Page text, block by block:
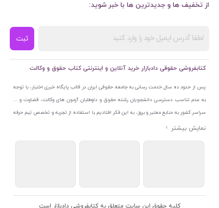
از تخفیف ها و جدیدترین ها با خبر شوید:
ثبت
کتابفروشی حقوقی دادبازار خرید آنلاین و اینترنتی کتاب حقوق و وکالت
پس از حدود ده سال خدمت رسانی به جامعه حقوقی ایران در قالب پایگاه خبری اختبار، با توجه
به عدم تناسب دسترسی دانشجویان رشته حقوق و داوطلبان آزمون های وکالت، قضاوت و ...
سراسر کشور به منابع معتبر و بروز، به این فکر افتادیم با استفاده از تجربه و تخصص تیم حرفه
ای اختبار خدمتی جدید به جامعه حقوقی ایران ارائه کنیم. به این منظور با راه اندازی و تجهیز
اتحادیه ناشران و کتابفروشان تهران به منظور ارائه مطمئن ترین خدمات مجموعه بسیار کامل و
معتبری از کتاب های حقوقی را به علاقمندان عرضه کرده ایم. علاوه بر این با بهره گیری از فناوری
کلیه حقوق این سایت متعلق به کتابفروشی دادبازار است